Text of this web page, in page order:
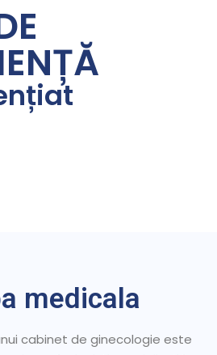
medicala
cabinet de ginecologie este